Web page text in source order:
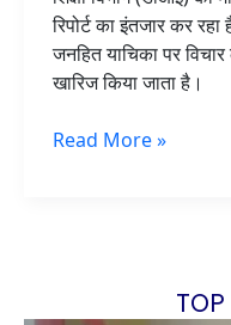
रिपोर्ट का इंतजार कर
जनहित याचिका पर
खारिज किया जाता है।
Read More »
TOP